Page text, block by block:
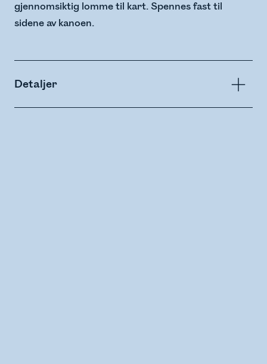
gjennomsiktig lomme til kart. Spennes fast til
sidene av kanoen.
Detaljer